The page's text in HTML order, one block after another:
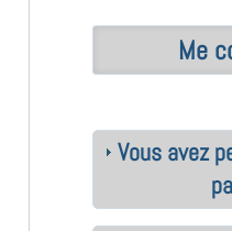
Vous avez